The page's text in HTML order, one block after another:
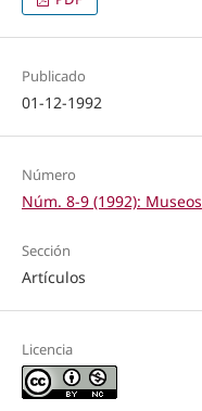
Publicado
01-12-1992
Número
Núm. 8-9 (1992): Museos
Sección
Artículos
Licencia